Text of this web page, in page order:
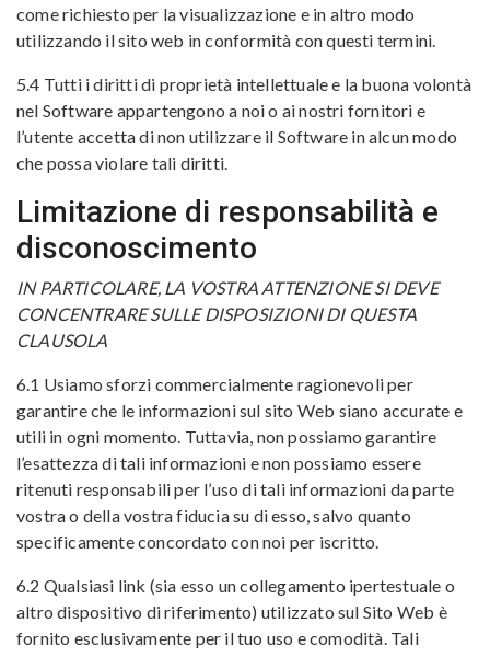
come richiesto per la visualizzazione e in altro modo
utilizzando il sito web in conformità con questi termini.
5.4 Tutti i diritti di proprietà intellettuale e la buona volontà
nel Software appartengono a noi o ai nostri fornitori e
l’utente accetta di non utilizzare il Software in alcun modo
che possa violare tali diritti.
Limitazione di responsabilità e
disconoscimento
IN PARTICOLARE, LA VOSTRA ATTENZIONE SI DEVE
CONCENTRARE SULLE DISPOSIZIONI DI QUESTA
CLAUSOLA
6.1 Usiamo sforzi commercialmente ragionevoli per
garantire che le informazioni sul sito Web siano accurate e
utili in ogni momento. Tuttavia, non possiamo garantire
l’esattezza di tali informazioni e non possiamo essere
ritenuti responsabili per l’uso di tali informazioni da parte
vostra o della vostra fiducia su di esso, salvo quanto
specificamente concordato con noi per iscritto.
6.2 Qualsiasi link (sia esso un collegamento ipertestuale o
altro dispositivo di riferimento) utilizzato sul Sito Web è
fornito esclusivamente per il tuo uso e comodità. Tali